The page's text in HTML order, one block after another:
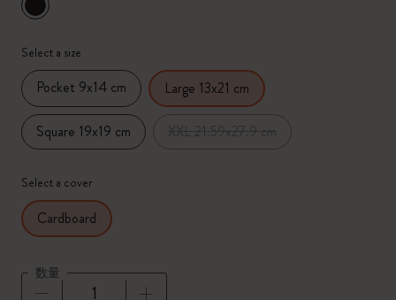
選択済
*選択したカラー
Select a size
Pocket 9x14 cm Large 13x21 cm
Square 19x19 cm
Select a cover
Cardboard
数量